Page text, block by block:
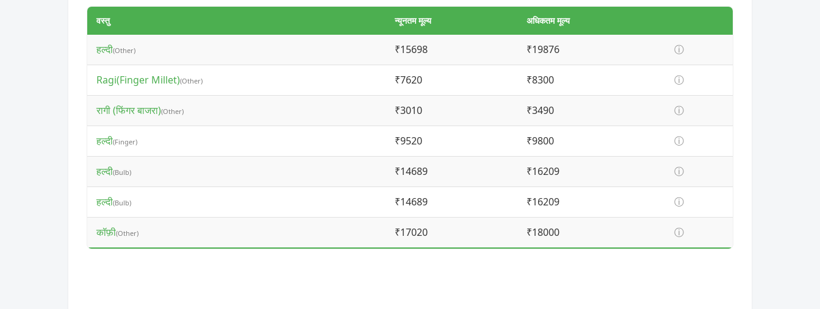
वस्तु न्यूनतम मूल्य अधिकतम मूल्य
हल्दी(Other) ₹15698 ₹19876 ⓘ
Ragi(Finger Millet)(Other) ₹7620 ₹8300 ⓘ
रागी (फिंगर बाजरा)(Other) ₹3010 ₹3490 ⓘ
हल्दी(Finger) ₹9520 ₹9800 ⓘ
हल्दी(Bulb) ₹14689 ₹16209 ⓘ
हल्दी(Bulb) ₹14689 ₹16209 ⓘ
कॉफ़ी(Other) ₹17020 ₹18000 ⓘ